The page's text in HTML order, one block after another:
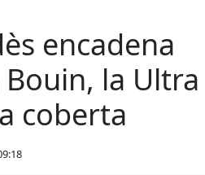
encadena
la Ultra
coberta